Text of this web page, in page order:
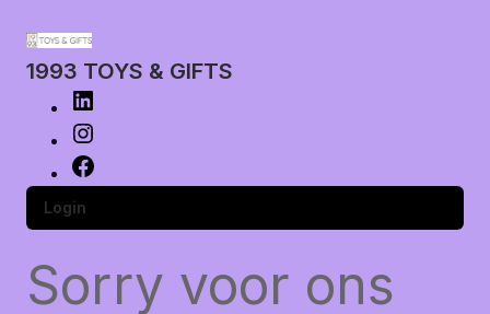
1993 TOYS & GIFTS
Login
Sorry voor ons